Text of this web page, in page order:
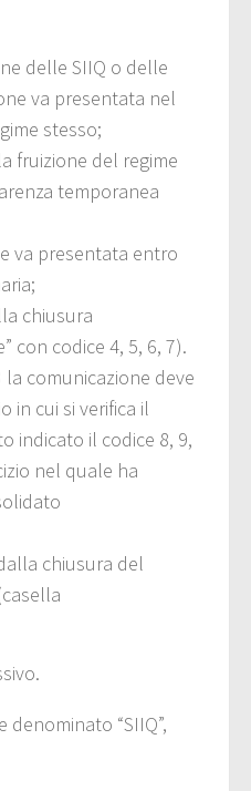
delle SIIQ o delle
va presentata nel
stesso;
fruizione del regime
temporanea
va presentata entro
chiusura
con codice 4, 5, 6, 7).
la comunicazione deve
in cui si verifica il
indicato il codice 8, 9,
nel quale ha
chiusura del
“SIIQ”,